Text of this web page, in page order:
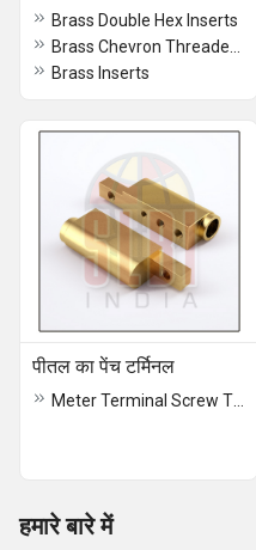
Brass Double Hex Inserts
Brass Inserts
पीतल का पेंच टर्मिनल
हमारे बारे में